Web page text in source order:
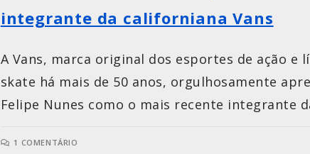
integrante da californiana Vans
A Vans, marca original dos esportes de ação e
skate há mais de 50 anos, orgulhosamente
Felipe Nunes como o mais recente integrante
1 COMENTÁRIO